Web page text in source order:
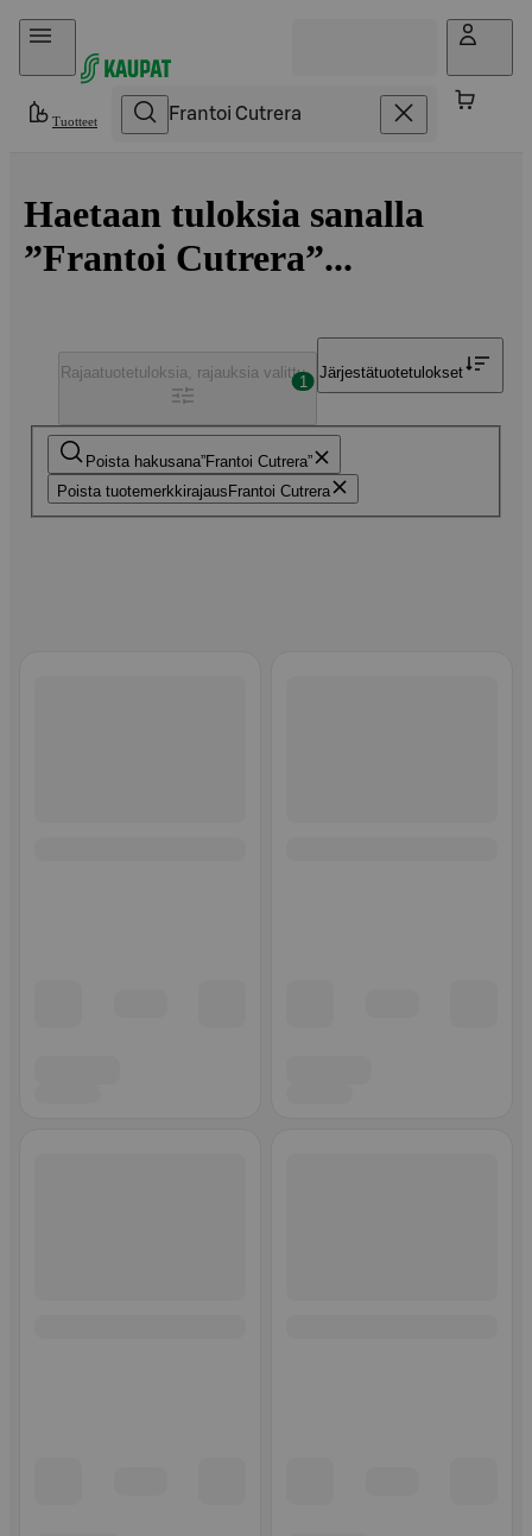
Hyppää sisältöön
Tuotteet
Haetaan tuloksia sanalla
”Frantoi Cutrera”...
Poista hakusana Frantoi Cutrera
Poista tuotemerkkirajaus Frantoi Cutrera
Rajaatuotetuloksia, rajauksia valittu
1
Järjestätuotetulokset